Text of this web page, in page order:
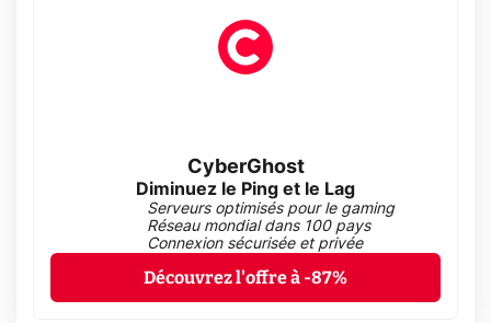
CyberGhost
Diminuez le Ping et le Lag
Serveurs optimisés pour le gaming
Réseau mondial dans 100 pays
Connexion sécurisée et privée
Découvrez l'offre à -87%